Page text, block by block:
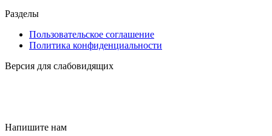
Разделы
Пользовательское соглашение
Политика конфиденциальности
Версия для слабовидящих
Напишите нам